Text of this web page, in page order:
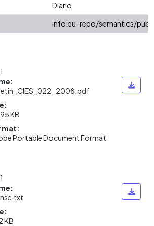
Diario
info:eu-repo/semantics/
KB
Portable Document Format
KB